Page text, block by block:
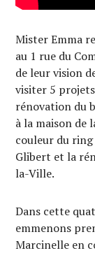
Mister Emma
au 1 rue du
de leur vision
visiter 5
rénovation du
à la maison de
couleur du ring
Glibert et la
la-Ville.
Dans cette
emmenons
Marcinelle en